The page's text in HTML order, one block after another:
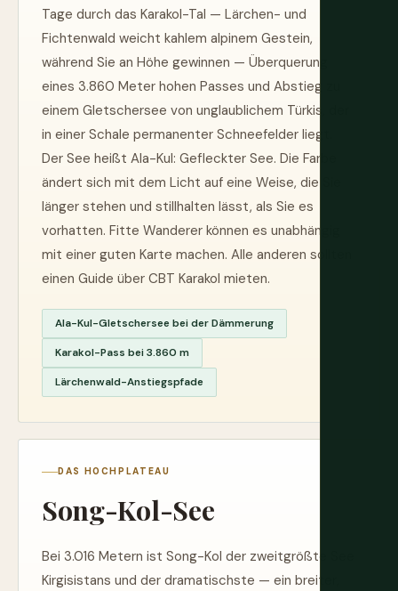
Tage durch das Karakol-Tal — Lärchen- und
Fichtenwald weicht kahlem alpinem Gestein,
während Sie an Höhe gewinnen — Überquerung
eines 3.860 Meter hohen Passes und Abstieg zu
einem Gletschersee von unglaublichem Türkis, der
in einer Schale permanenter Schneefelder liegt.
Der See heißt Ala-Kul: Gefleckter See. Die Farbe
ändert sich mit dem Licht auf eine Weise, die Sie
länger stehen und stillhalten lässt, als Sie es
vorhatten. Fitte Wanderer können es unabhängig
mit einer guten Karte machen. Alle anderen sollten
einen Guide über CBT Karakol mieten.
Ala-Kul-Gletschersee bei der Dämmerung
Karakol-Pass bei 3.860 m
Lärchenwald-Anstiegspfade
DAS HOCHPLATEAU
Song-Kol-See
Bei 3.016 Metern ist Song-Kol der zweitgrößte See
Kirgisistans und der dramatischste — ein breiter,